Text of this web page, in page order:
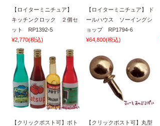
【ロイターミニチュア】
キッチンクロック ２個セ
ット RP1392-5
¥2,770(税込)
【ロイターミニチュア】 ド
ールハウス ソーイングシ
ョップ RP1794-6
¥64,800(税込)
【クリックポスト可】ボト
【クリックポスト可】丸型